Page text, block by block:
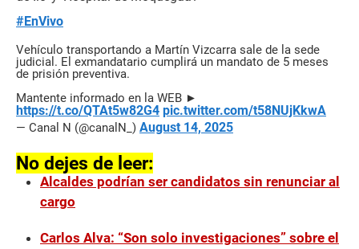
#EnVivo
Vehículo transportando a Martín Vizcarra sale de la sede
judicial. El exmandatario cumplirá un mandato de 5 meses
de prisión preventiva.
Mantente informado en la WEB ►
https://t.co/QTAt5w82G4 pic.twitter.com/t58NUjKkwA
— Canal N (@canalN_) August 14, 2025
No dejes de leer:
Alcaldes podrían ser candidatos sin renunciar al
cargo
Carlos Alva: “Son solo investigaciones” sobre el